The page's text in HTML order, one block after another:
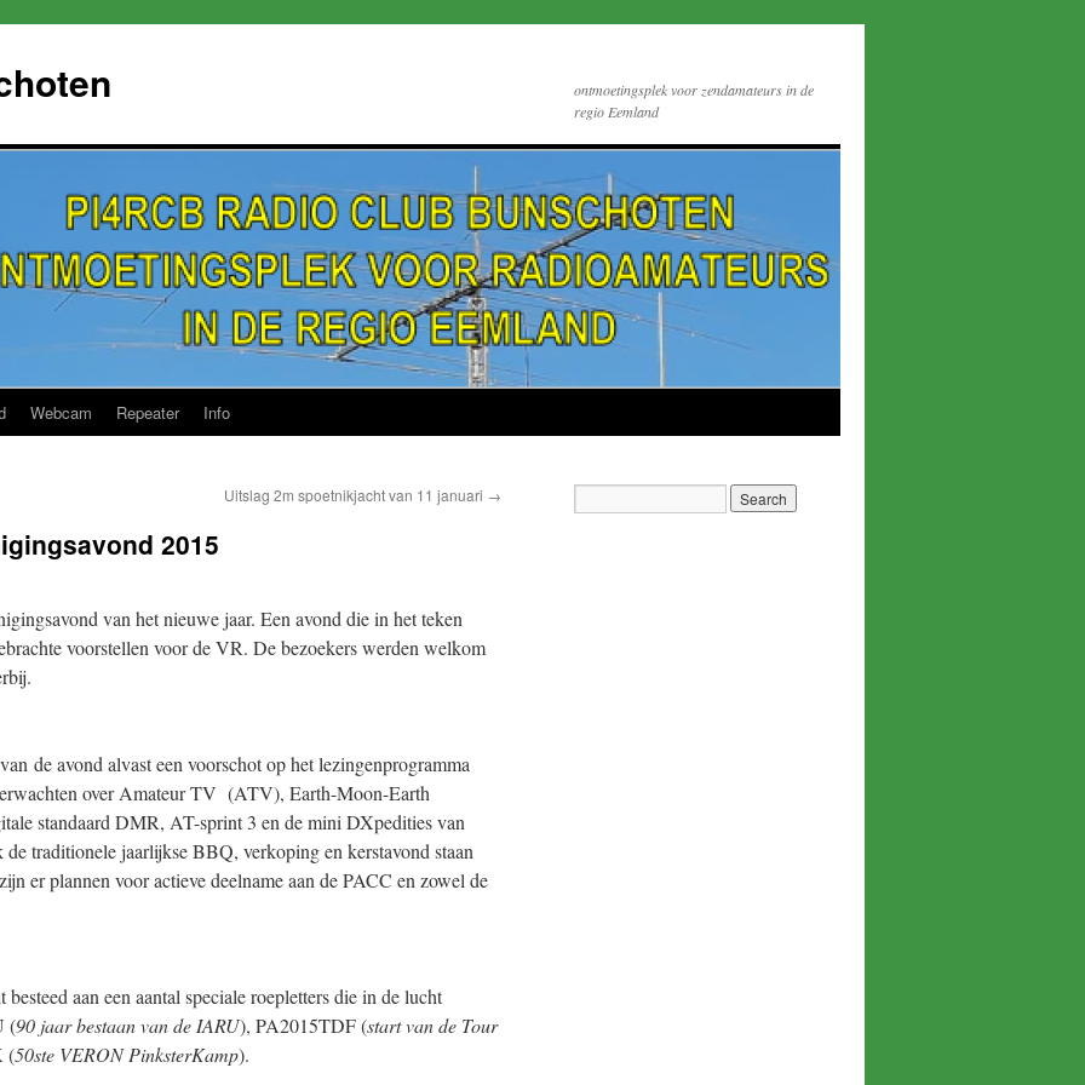
ontmoetingsplek voor zendamateurs in de
regio Eemland
Webcam Repeater Info
Uitslag 2m spoetnikjacht van 11 januari →
2015
van het nieuwe jaar. Een avond die in het teken
voorstellen voor de VR. De bezoekers werden welkom
de avond alvast een voorschot op het lezingenprogramma
over Amateur TV (ATV), Earth-Moon-Earth
standaard DMR, AT-sprint 3 en de mini DXpedities van
traditionele jaarlijkse BBQ, verkoping en kerstavond staan
er plannen voor actieve deelname aan de PACC en zowel de
aan een aantal speciale roepletters die in de lucht
(90 jaar bestaan van de IARU), PA2015TDF (start van de Tour
(50ste VERON PinksterKamp).